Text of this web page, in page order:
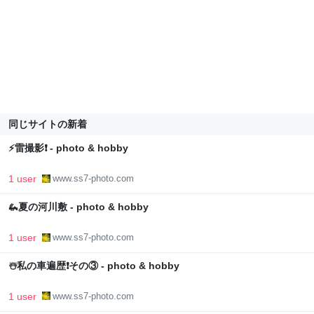
同じサイトの新着
⚡️雷撮影❗️ - photo & hobby
1 user www.ss7-photo.com
🦗夏の河川敷 - photo & hobby
1 user www.ss7-photo.com
☃️私の車遍歴❗️その③ - photo & hobby
1 user www.ss7-photo.com